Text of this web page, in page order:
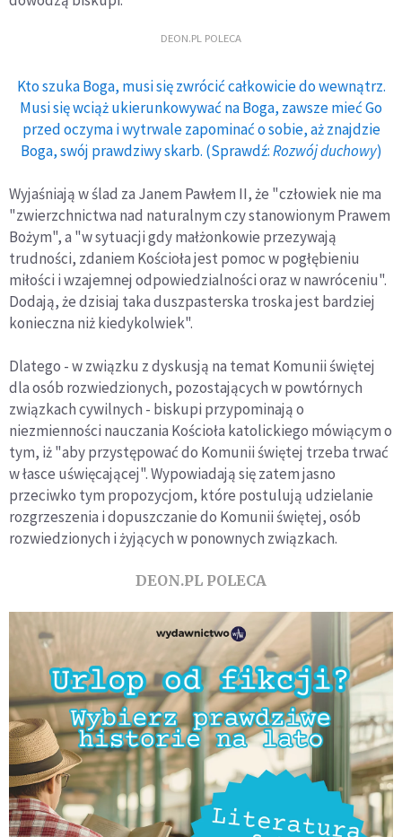
DEON.PL POLECA
Kto szuka Boga, musi się zwrócić całkowicie do wewnątrz.
Musi się wciąż ukierunkowywać na Boga, zawsze mieć Go
przed oczyma i wytrwale zapominać o sobie, aż znajdzie
Boga, swój prawdziwy skarb. (Sprawdź:Rozwój duchowy)
Wyjaśniają w ślad za Janem Pawłem II, że "człowiek nie ma
"zwierzchnictwa nad naturalnym czy stanowionym Prawem
Bożym", a "w sytuacji gdy małżonkowie przezywają
trudności, zdaniem Kościoła jest pomoc w pogłębieniu
miłości i wzajemnej odpowiedzialności oraz w nawróceniu".
Dodają, że dzisiaj taka duszpasterska troska jest bardziej
konieczna niż kiedykolwiek".
Dlatego - w związku z dyskusją na temat Komunii świętej
dla osób rozwiedzionych, pozostających w powtórnych
związkach cywilnych - biskupi przypominają o
niezmienności nauczania Kościoła katolickiego mówiącym o
tym, iż "aby przystępować do Komunii świętej trzeba trwać
w łasce uświęcającej". Wypowiadają się zatem jasno
przeciwko tym propozycjom, które postulują udzielanie
rozgrzeszenia i dopuszczanie do Komunii świętej, osób
rozwiedzionych i żyjących w ponownych związkach.
DEON.PL POLECA